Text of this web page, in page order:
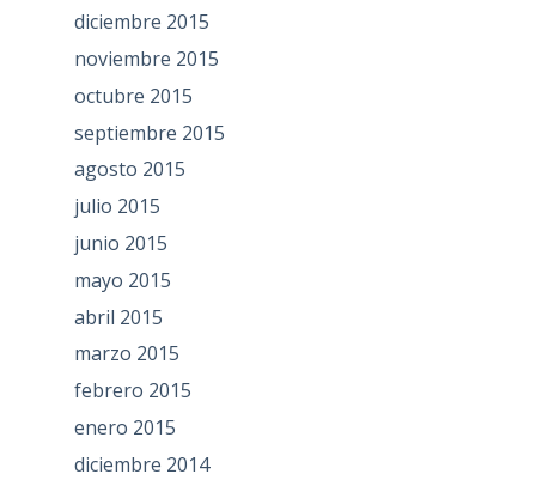
diciembre 2015
noviembre 2015
octubre 2015
septiembre 2015
agosto 2015
julio 2015
junio 2015
mayo 2015
abril 2015
marzo 2015
febrero 2015
enero 2015
diciembre 2014